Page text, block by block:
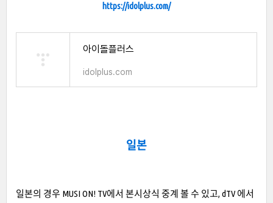
https://idolplus.com/
아이돌플러스
idolplus.com
일본
일본의 경우 MUSI ON! TV에서 본시상식 중계 볼 수 있고, dTV 에서